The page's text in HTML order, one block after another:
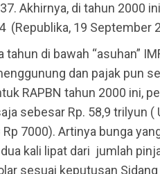
Akhirnya, di tahun 2000
(Republika, 19 September
di bawah “asuhan”
dan pajak pun
RAPBN tahun 2000 ini,
sebesar Rp. 58,9 trilyun (
7000). Artinya bunga
kali lipat dari jumlah
sesuai keputusan